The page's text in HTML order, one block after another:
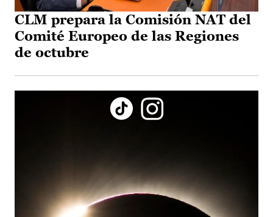
CLM prepara la Comisión NAT del
Comité Europeo de las Regiones
de octubre